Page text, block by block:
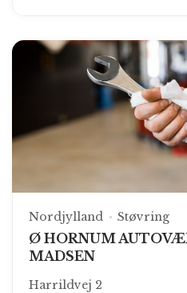
Nordjylland Støvring
Ø HORNUM
MADSEN
Harrildvej 2